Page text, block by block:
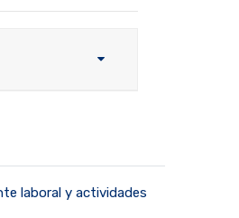
laboral y actividades